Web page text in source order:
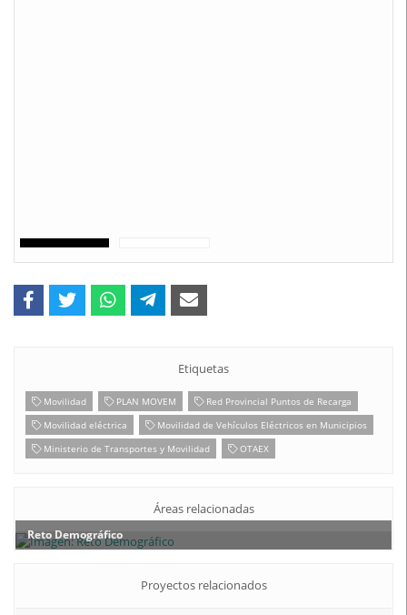
Etiquetas
Movilidad PLAN MOVEM
Red Provincial Puntos de Recarga
Movilidad eléctrica
Movilidad de Vehículos Eléctricos en Municipios
Ministerio de Transportes y Movilidad
OTAEX
Áreas relacionadas
Reto Demográfico
Proyectos relacionados